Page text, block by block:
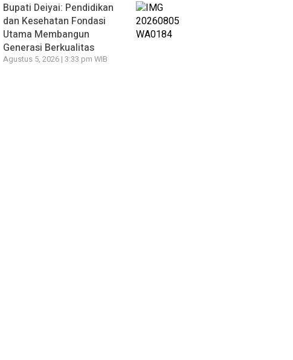
Bupati Deiyai: Pendidikan
dan Kesehatan Fondasi
Utama Membangun
Generasi Berkualitas
Agustus 5, 2026 | 3:33 pm WIB